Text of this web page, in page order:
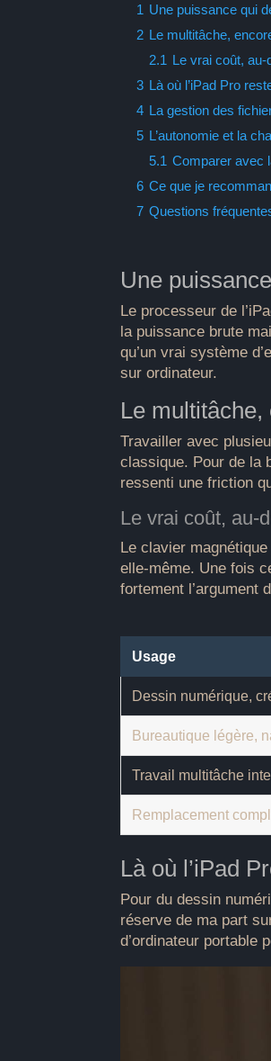
1 Une puissance qui
2 Le multitâche,
2.1 Le vrai coût,
3 Là où l’iPad Pro
4 La gestion des
5 L’autonomie et la
5.1 Comparer avec
6 Ce que je
7 Questions
Une
Le processeur de
la puissance brute
qu’un vrai système
sur ordinateur.
Le
Travailler avec
classique. Pour de la
ressenti une friction
Le vrai coût, au-
Le clavier
elle-même. Une fois
fortement l’argument
Usage
Dessin numérique,
Bureautique légère,
Travail multitâche
Remplacement
Là où l’iPad
Pour du dessin
réserve de ma part
d’ordinateur portable